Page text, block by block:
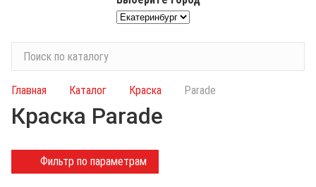
и
к
о
Главная Каталог Краска Parade
Краска Parade
Фильтр по параметрам